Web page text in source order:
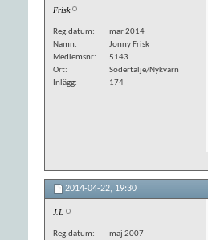
Frisk
Reg.datum
mar 2014
Namn
Jonny Frisk
Medlemsnr
5143
Ort
Södertälje/Nykvarn
Inlägg
174
2014-04-22, 19:30
J.L
Reg.datum
maj 2007